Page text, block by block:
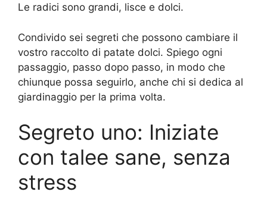
Le radici sono grandi, lisce e dolci.
Condivido sei segreti che possono cambiare il
vostro raccolto di patate dolci. Spiego ogni
passaggio, passo dopo passo, in modo che
chiunque possa seguirlo, anche chi si dedica al
giardinaggio per la prima volta.
Segreto uno: Iniziate
con talee sane, senza
stress